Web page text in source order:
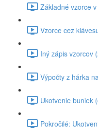
Základné vzorce
Vzorce cez
Iný zápis vzorcov
Výpočty z hárka
Ukotvenie buniek
Pokročilé: